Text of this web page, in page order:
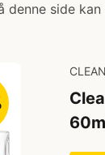
denne side
CLEAN